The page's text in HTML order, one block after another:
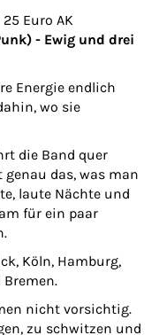
Euro AK
- Ewig und drei
Energie endlich
wo sie
die Band quer
das, was man
laute Nächte und
für ein paar
Köln, Hamburg,
Bremen.
nicht vorsichtig.
zu schwitzen und